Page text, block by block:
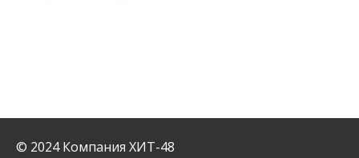
© 2024 Компания ХИТ-48